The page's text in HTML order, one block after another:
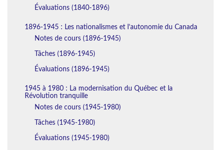
Évaluations (1840-1896)
1896-1945 : Les nationalismes et l’autonomie du Canada
Notes de cours (1896-1945)
Tâches (1896-1945)
Évaluations (1896-1945)
1945 à 1980 : La modernisation du Québec et la
Révolution tranquille
Notes de cours (1945-1980)
Tâches (1945-1980)
Évaluations (1945-1980)